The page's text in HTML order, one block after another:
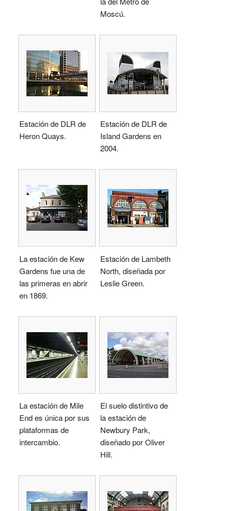
Moscú.
Estación de DLR de
Heron Quays.
Estación de DLR de
Island Gardens en
2004.
La estación de Kew
Gardens fue una de
las primeras en abrir
en 1869.
Estación de Lambeth
North, diseñada por
Leslie Green.
La estación de Mile
End es única por sus
plataformas de
intercambio.
El suelo distintivo de
la estación de
Newbury Park,
diseñado por Oliver
Hill.